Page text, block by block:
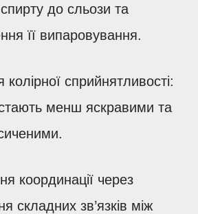
до сльози та
її випаровування.
сприйнятливості:
менш яскравими та
координації через
складних зв’язків між